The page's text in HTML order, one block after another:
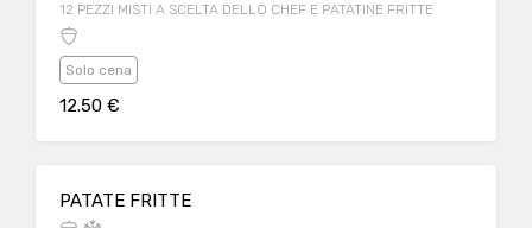
12 PEZZI MISTI A SCELTA DELLO CHEF E PATATINE FRITTE
Solo cena
12.50 €
PATATE FRITTE